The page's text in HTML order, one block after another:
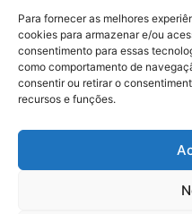
Para fornecer as melhores
cookies para armazenar e/ou
consentimento para essas
como comportamento de
consentir ou retirar o
recursos e funções.
Aceito receber
eles de contato ou
estou de acordo com
de Privacidade.
ENVIAR